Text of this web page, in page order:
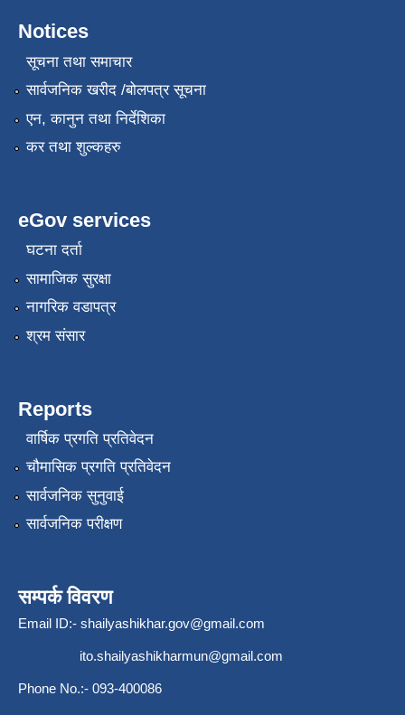
Notices
सूचना तथा समाचार
सार्वजनिक खरीद /बोलपत्र सूचना
एन, कानुन तथा निर्देशिका
कर तथा शुल्कहरु
eGov services
घटना दर्ता
सामाजिक सुरक्षा
नागरिक वडापत्र
श्रम संसार
Reports
वार्षिक प्रगति प्रतिवेदन
चौमासिक प्रगति प्रतिवेदन
सार्वजनिक सुनुवाई
सार्वजनिक परीक्षण
सम्पर्क विवरण
Email ID:- shailyashikhar.gov@gmail.com
ito.shailyashikharmun@gmail.com
Phone No.:- 093-400086